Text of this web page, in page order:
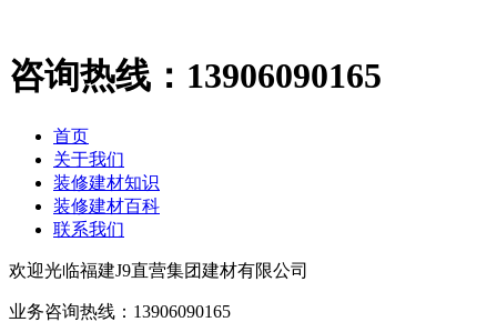
咨询热线： 13906090165
首页
关于我们
装修建材知识
装修建材百科
联系我们
欢迎光临福建J9直营集团建材有限公司
业务咨询热线： 13906090165